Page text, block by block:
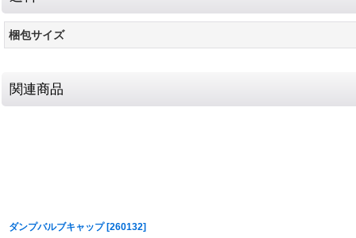
梱包サイズ
関連商品
ダンプバルブキャップ [260132]